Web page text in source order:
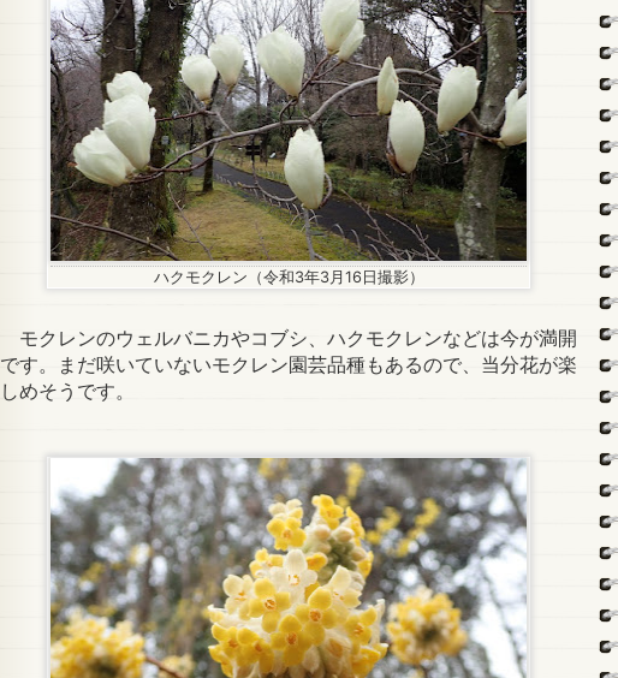
ハクモクレン（令和3年3月16日撮影）
モクレンのウェルバニカやコブシ、ハクモクレンなどは今が満開
です。まだ咲いていないモクレン園芸品種もあるので、当分花が楽
しめそうです。